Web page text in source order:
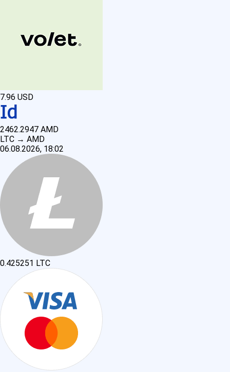
7.96 USD
2462.2947 AMD
LTC → AMD
06.08.2026, 18:02
0.425251 LTC